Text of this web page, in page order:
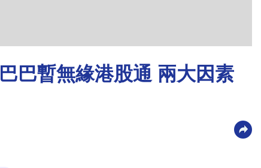
巴暫無緣港股通 兩大因素